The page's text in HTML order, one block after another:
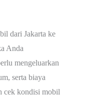
dari Jakarta ke
Anda
mengeluarkan
serta biaya
cek kondisi mobil